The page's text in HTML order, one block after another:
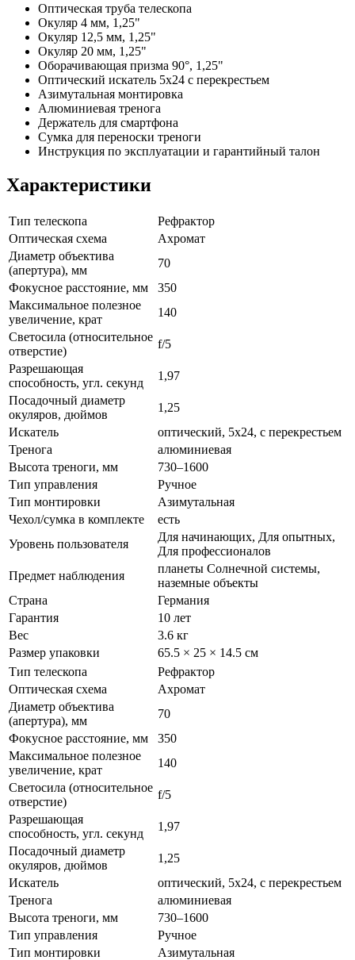
Оптическая труба телескопа
Окуляр 4 мм, 1,25"
Окуляр 12,5 мм, 1,25"
Окуляр 20 мм, 1,25"
Оборачивающая призма 90°, 1,25"
Оптический искатель 5х24 с перекрестьем
Азимутальная монтировка
Алюминиевая тренога
Держатель для смартфона
Сумка для переноски треноги
Инструкция по эксплуатации и гарантийный талон
Характеристики
Тип телескопа
Рефрактор
Оптическая схема
Ахромат
Диаметр объектива
(апертура), мм
70
Фокусное расстояние, мм
350
Максимальное полезное
увеличение, крат
140
Светосила (относительное
отверстие)
f/5
Разрешающая
способность, угл. секунд
1,97
Посадочный диаметр
окуляров, дюймов
1,25
Искатель
оптический, 5x24, с перекрестьем
Тренога
алюминиевая
Высота треноги, мм
730–1600
Тип управления
Ручное
Тип монтировки
Азимутальная
Чехол/сумка в комплекте
есть
Уровень пользователя
Для начинающих, Для опытных,
Для профессионалов
Предмет наблюдения
планеты Солнечной системы,
наземные объекты
Страна
Германия
Гарантия
10 лет
Вес
3.6 кг
Размер упаковки
65.5 × 25 × 14.5 см
Тип телескопа
Рефрактор
Оптическая схема
Ахромат
Диаметр объектива
(апертура), мм
70
Фокусное расстояние, мм
350
Максимальное полезное
увеличение, крат
140
Светосила (относительное
отверстие)
f/5
Разрешающая
способность, угл. секунд
1,97
Посадочный диаметр
окуляров, дюймов
1,25
Искатель
оптический, 5x24, с перекрестьем
Тренога
алюминиевая
Высота треноги, мм
730–1600
Тип управления
Ручное
Тип монтировки
Азимутальная